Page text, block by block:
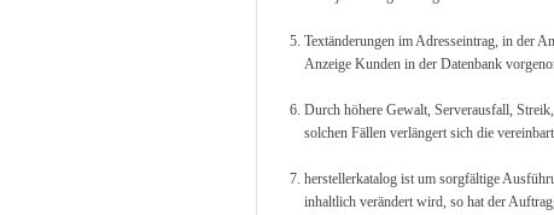
Textänderungen im Adresseintrag, in der
Anzeige Kunden in der Datenbank
Durch höhere Gewalt, Serverausfall,
solchen Fällen verlängert sich die
herstellerkatalog ist um sorgfältige
inhaltlich verändert wird, so hat der